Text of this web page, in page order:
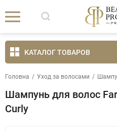
КАТАЛОГ ТОВАРОВ
Головна / Уход за волосами /
Шампунь для волос
Curly